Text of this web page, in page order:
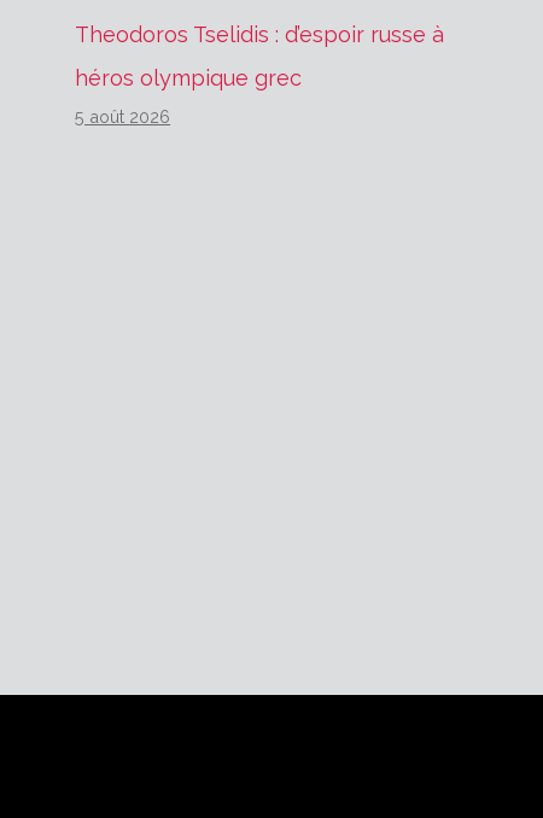
Theodoros Tselidis : d’espoir russe à
héros olympique grec
5 août 2026